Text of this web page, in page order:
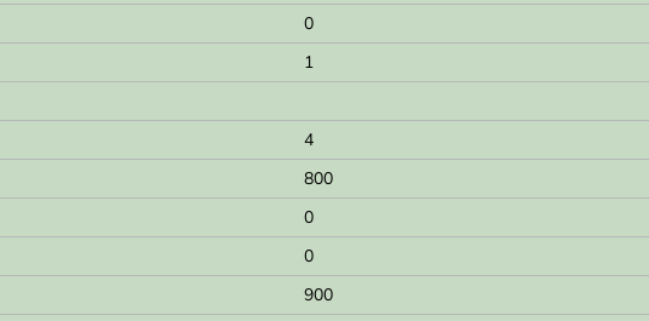
0
1
4
800
0
0
900